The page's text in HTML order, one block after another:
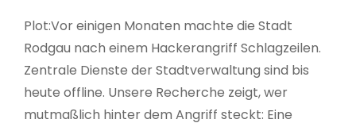
Plot:Vor einigen Monaten machte die Stadt
Rodgau nach einem Hackerangriff Schlagzeilen.
Zentrale Dienste der Stadtverwaltung sind bis
heute offline. Unsere Recherche zeigt, wer
mutmaßlich hinter dem Angriff steckt: Eine